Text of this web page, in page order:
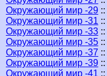
Окружающий мир -29 ::
Окружающий мир -31 ::
Окружающий мир -33 ::
Окружающий мир -35 ::
Окружающий мир -37 ::
Окружающий мир -39 ::
Окружающий мир -41 ::